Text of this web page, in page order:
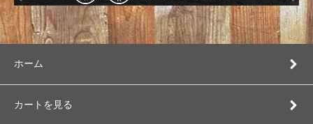
ホーム
カートを見る